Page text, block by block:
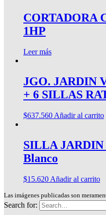
CORTADORA
1HP
Leer más
JGO. JARDIN
+ 6 SILLAS
$637.560 Añadir al carrito
SILLA JARDIN
Blanco
$15.620 Añadir al carrito
Las imágenes publicadas son
Search for: